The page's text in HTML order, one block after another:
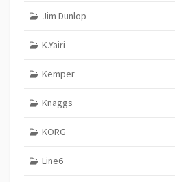
Jim Dunlop
K.Yairi
Kemper
Knaggs
KORG
Line6